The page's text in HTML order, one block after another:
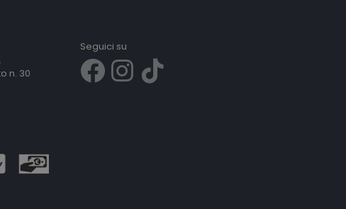
n. 30
Seguici su